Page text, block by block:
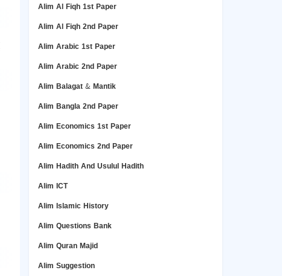
Alim Al Fiqh 1st Paper
Alim Al Fiqh 2nd Paper
Alim Arabic 1st Paper
Alim Arabic 2nd Paper
Alim Balagat & Mantik
Alim Bangla 2nd Paper
Alim Economics 1st Paper
Alim Economics 2nd Paper
Alim Hadith And Usulul Hadith
Alim ICT
Alim Islamic History
Alim Questions Bank
Alim Quran Majid
Alim Suggestion